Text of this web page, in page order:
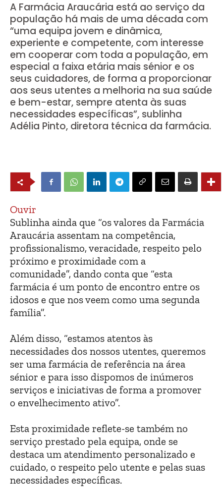
A Farmácia Araucária está ao serviço da
população há mais de uma década com
“uma equipa jovem e dinâmica,
experiente e competente, com interesse
em cooperar com toda a população, em
especial a faixa etária mais sénior e os
seus cuidadores, de forma a proporcionar
aos seus utentes a melhoria na sua saúde
e bem-estar, sempre atenta às suas
necessidades específicas”, sublinha
Adélia Pinto, diretora técnica da farmácia.
Ouvir
Sublinha ainda que “os valores da Farmácia
Araucária assentam na competência,
profissionalismo, veracidade, respeito pelo
próximo e proximidade com a
comunidade”, dando conta que “esta
farmácia é um ponto de encontro entre os
idosos e que nos veem como uma segunda
família”.
Além disso, “estamos atentos às
necessidades dos nossos utentes, queremos
ser uma farmácia de referência na área
sénior e para isso dispomos de inúmeros
serviços e iniciativas de forma a promover
o envelhecimento ativo”.
Esta proximidade reflete-se também no
serviço prestado pela equipa, onde se
destaca um atendimento personalizado e
cuidado, o respeito pelo utente e pelas suas
necessidades específicas.